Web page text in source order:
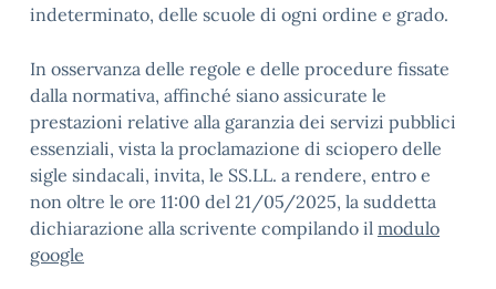
indeterminato, delle scuole di ogni ordine e grado.
In osservanza delle regole e delle procedure fissate
dalla normativa, affinché siano assicurate le
prestazioni relative alla garanzia dei servizi pubblici
essenziali, vista la proclamazione di sciopero delle
sigle sindacali, invita, le SS.LL. a rendere, entro e
non oltre le ore 11:00 del 21/05/2025, la suddetta
dichiarazione alla scrivente compilando il modulo
google